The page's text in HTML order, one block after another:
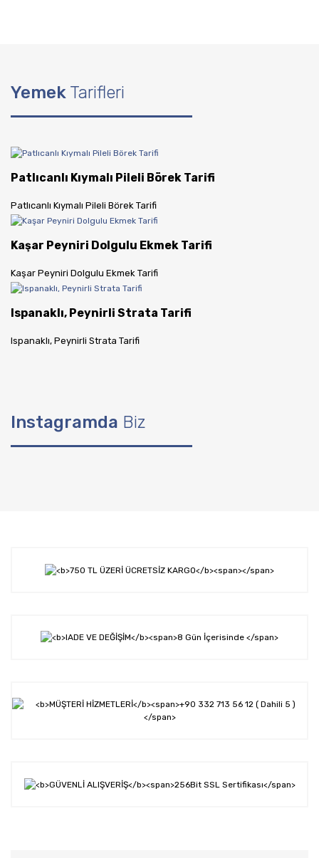
Yemek Tarifleri
Patlıcanlı Kıymalı Pileli Börek Tarifi
Patlıcanlı Kıymalı Pileli Börek Tarifi
Kaşar Peyniri Dolgulu Ekmek Tarifi
Kaşar Peyniri Dolgulu Ekmek Tarifi
Ispanaklı, Peynirli Strata Tarifi
Ispanaklı, Peynirli Strata Tarifi
Instagramda Biz